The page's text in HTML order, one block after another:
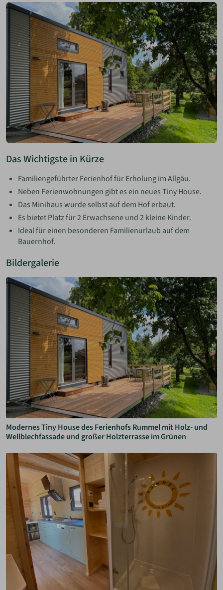
Beschreibung
Das Wichtigste in Kürze
Familiengeführter Ferienhof für Erholung im Allgäu.
Neben Ferienwohnungen gibt es ein neues Tiny House.
Das Minihaus wurde selbst auf dem Hof erbaut.
Es bietet Platz für 2 Erwachsene und 2 kleine Kinder.
Ideal für einen besonderen Familienurlaub auf dem
Bauernhof.
Bildergalerie
Modernes Tiny House des Ferienhofs Rummel mit Holz- und
Wellblechfassade und großer Holzterrasse im Grünen